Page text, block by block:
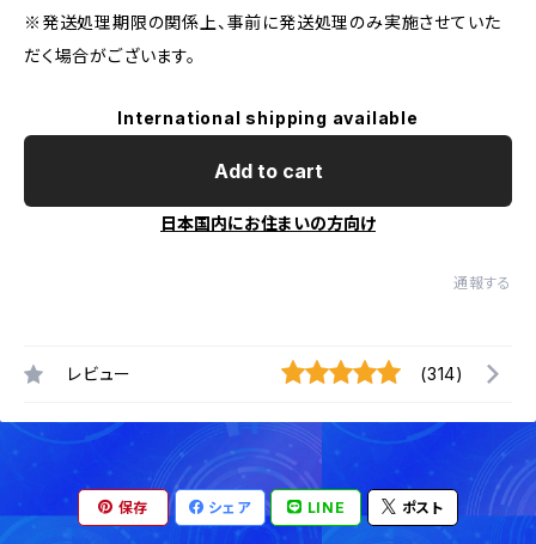
※発送処理期限の関係上、事前に発送処理のみ実施させていた
だく場合がございます。
International shipping available
Add to cart
日本国内にお住まいの方向け
通報する
レビュー (314)
保存 シェア LINE ポスト